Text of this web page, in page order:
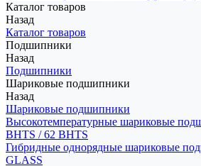
Каталог товаров
Назад
Каталог товаров
Подшипники
Назад
Подшипники
Шариковые подшипники
Назад
Шариковые подшипники
Высокотемпературные шариковые
BHTS / 62 BHTS
Гибридные однорядные шариковые
GLASS